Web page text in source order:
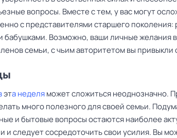
вопросы. Вместе с тем, у вас могут
с представителями старшего поколения:
бабушками. Возможно, ваши личные желания
семьи, с чьим авторитетом вы привыкли
эта неделяможет сложиться неоднозначно.
много полезного для своей семьи.
и бытовые вопросы остаются наиболее
и следует сосредоточить свои усилия. Вы